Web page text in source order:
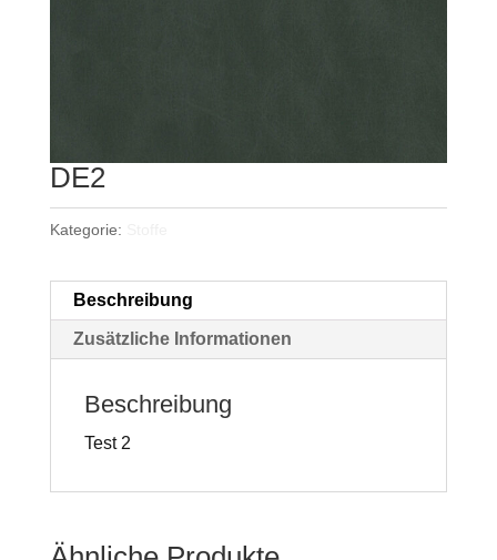
DE2
Kategorie:
Beschreibung
Zusätzliche Informationen
Beschreibung
Test 2